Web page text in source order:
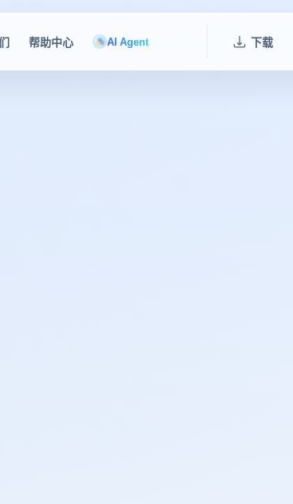
帮助中心 AI Agent 下载